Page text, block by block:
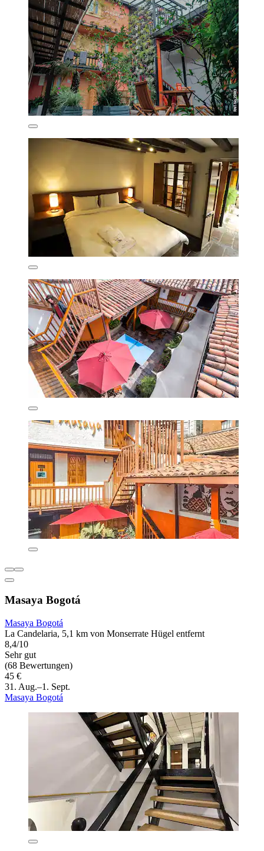
Masaya Bogotá
Masaya Bogotá
La Candelaria, 5,1 km von Monserrate Hügel entfernt
8,4/10
Sehr gut
(68 Bewertungen)
45 €
31. Aug.–1. Sept.
Masaya Bogotá